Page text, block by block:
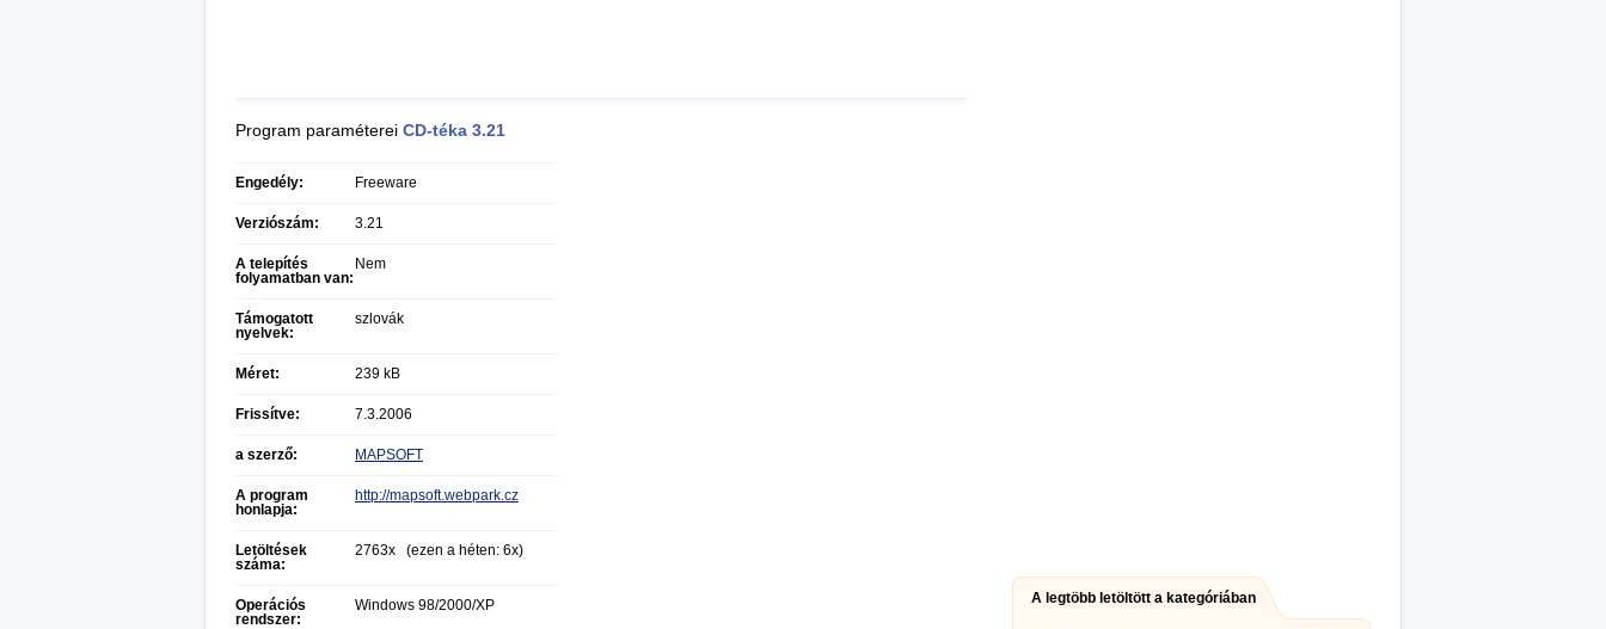
Program paraméterei CD-téka 3.21
Engedély: Freeware
Verziószám: 3.21
A telepítés
folyamatban van:
Nem
Támogatott
nyelvek:
szlovák
Méret: 239 kB
Frissítve: 7.3.2006
a szerző: MAPSOFT
A program
honlapja:
http://mapsoft.webpark.cz
Letöltések
száma:
2763x (ezen a héten: 6x)
Operációs
rendszer:
Windows 98/2000/XP A legtöbb letöltött a kategóriában